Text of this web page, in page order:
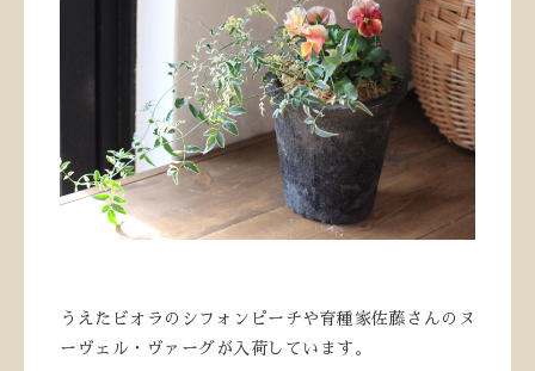
うえたビオラのシフォンピーチや育種家佐藤さんのヌ
ーヴェル・ヴァーグが入荷しています。